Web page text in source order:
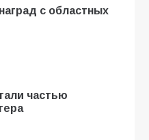
с областных
частью